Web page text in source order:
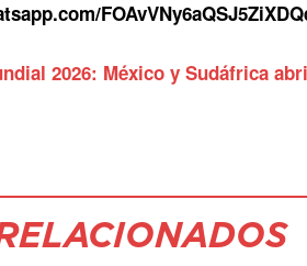
2026: México y Sudáfrica